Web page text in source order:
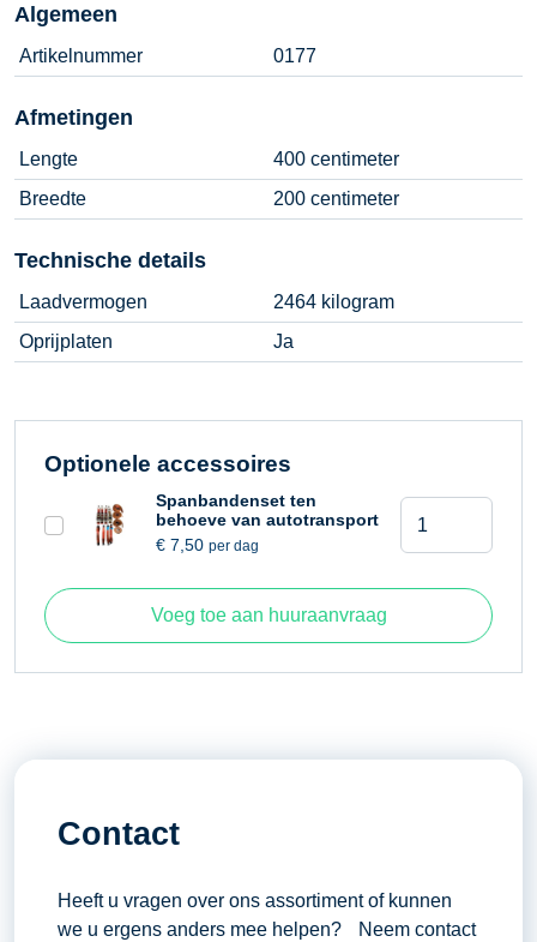
Algemeen
Artikelnummer 0177
Afmetingen
Lengte
400 centimeter
Breedte
200 centimeter
Technische details
Laadvermogen
2464 kilogram
Oprijplaten
Ja
Optionele accessoires
Spanbandenset ten
behoeve van autotransport
€7,50 per dag
MSX
aantal
Voeg toe aan huuraanvraag
Contact
Heeft u vragen over ons assortiment of kunnen
we u ergens anders mee helpen? Neem contact